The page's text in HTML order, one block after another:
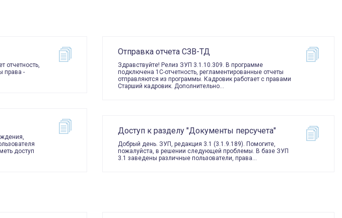
отчетность,
права -
доступ
Отправка отчета СЗВ-ТД
Здравствуйте! Релиз ЗУП 3.1.10.309. В программе
подключена 1С-отчетность, регламентированные отчеты
отправляются из программы. Кадровик работает с правами
Старший кадровик. Дополнительно…
Доступ к разделу "Документы персучета"
Добрый день. ЗУП, редакция 3.1 (3.1.9.189). Помогите,
пожалуйста, в решении следующей проблемы. В базе ЗУП
3.1 заведены различные пользователи, права…